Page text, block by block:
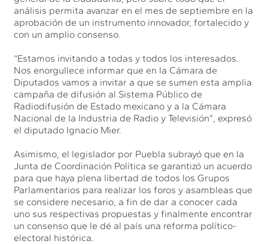
análisis permita avanzar en el mes de septiembre en la
aprobación de un instrumento innovador, fortalecido y
con un amplio consenso.
“Estamos invitando a todas y todos los interesados.
Nos enorgullece informar que en la Cámara de
Diputados vamos a invitar a que se sumen esta amplia
campaña de difusión al Sistema Público de
Radiodifusión de Estado mexicano y a la Cámara
Nacional de la Industria de Radio y Televisión”, expresó
el diputado Ignacio Mier.
Asimismo, el legislador por Puebla subrayó que en la
Junta de Coordinación Política se garantizó un acuerdo
para que haya plena libertad de todos los Grupos
Parlamentarios para realizar los foros y asambleas que
se considere necesario, a fin de dar a conocer cada
uno sus respectivas propuestas y finalmente encontrar
un consenso que le dé al país una reforma político-
electoral histórica.